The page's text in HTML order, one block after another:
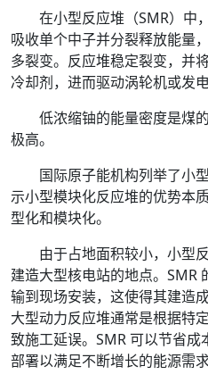
在小型反应堆（SMR）中
吸收单个中子并分裂释放能量
多裂变。反应堆稳定裂变，并
冷却剂，进而驱动涡轮机或发电
低浓缩铀的能量密度是煤
极高。
国际原子能机构列举了小
示小型模块化反应堆的优势本
型化和模块化。
由于占地面积较小，小型
建造大型核电站的地点。SMR
输到现场安装，这使得其建造
大型动力反应堆通常是根据特
致施工延误。SMR 可以节省
部署以满足不断增长的能源需求